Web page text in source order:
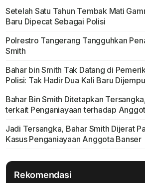
Setelah Satu Tahun Tembak Mati
Baru Dipecat Sebagai Polisi
Polrestro Tangerang Tangguhkan
Smith
Bahar bin Smith Tak Datang di
Polisi: Tak Hadir Dua Kali Baru
Bahar Bin Smith Ditetapkan
terkait Penganiayaan terhadap
Jadi Tersangka, Bahar Smith Dijerat
Kasus Penganiayaan Anggota Banser
Rekomendasi